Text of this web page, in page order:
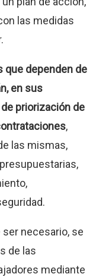
las medidas
que dependen de
en sus
priorización de
,
las mismas,
necesario, se
de las
mediante